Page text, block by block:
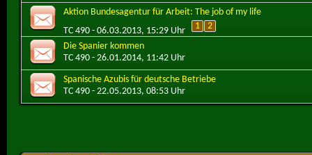
Aktion Bundesagentur für Arbeit: The job of my life
TC 490 - 06.03.2013, 15:29 Uhr 1
2
Die Spanier kommen
TC 490 - 26.01.2014, 11:42 Uhr
Spanische Azubis für deutsche Betriebe
TC 490 - 22.05.2013, 08:53 Uhr